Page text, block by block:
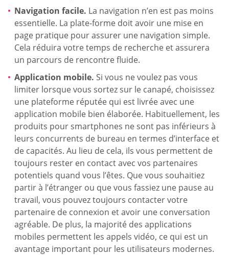
Navigation facile. La navigation n’en est pas moins
essentielle. La plate-forme doit avoir une mise en
page pratique pour assurer une navigation simple.
Cela réduira votre temps de recherche et assurera
un parcours de rencontre fluide.
Application mobile. Si vous ne voulez pas vous
limiter lorsque vous sortez sur le canapé, choisissez
une plateforme réputée qui est livrée avec une
application mobile bien élaborée. Habituellement, les
produits pour smartphones ne sont pas inférieurs à
leurs concurrents de bureau en termes d’interface et
de capacités. Au lieu de cela, ils vous permettent de
toujours rester en contact avec vos partenaires
potentiels quand vous l’êtes. Que vous souhaitiez
partir à l’étranger ou que vous fassiez une pause au
travail, vous pouvez toujours contacter votre
partenaire de connexion et avoir une conversation
agréable. De plus, la majorité des applications
mobiles permettent les appels vidéo, ce qui est un
avantage important pour les utilisateurs modernes.